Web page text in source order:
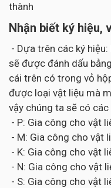
thành
Nhận biết ký hiệu,
- Dựa trên các ký
sẽ được đánh dấu
cái trên có trong vỏ
được loại vật liệu mà
vậy chúng ta sẽ có
- P: Gia công cho vật
- M: Gia công cho vật
- K: Gia công cho vật
- N: Gia công cho vật
- S: Gia công cho vật